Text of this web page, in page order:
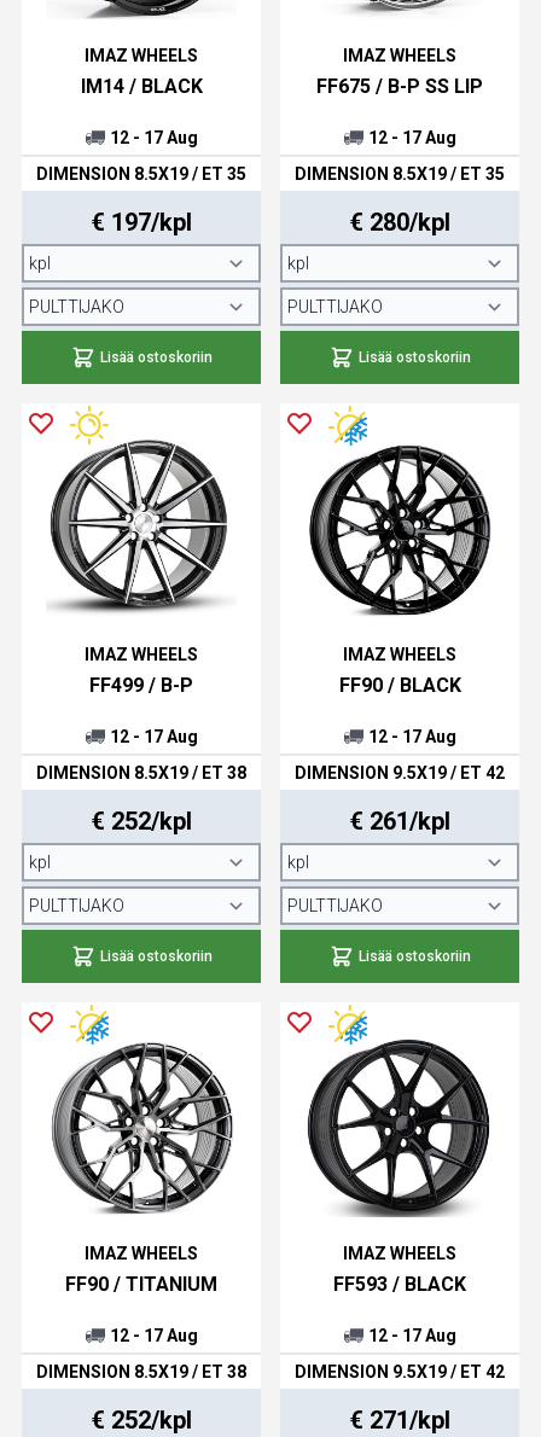
IMAZ WHEELS
IM14 / BLACK
12 - 17 Aug
DIMENSION 8.5X19 / ET 35
€ 197/kpl
Lisää ostoskoriin
IMAZ WHEELS
FF675 / B-P SS LIP
12 - 17 Aug
DIMENSION 8.5X19 / ET 35
€ 280/kpl
Lisää ostoskoriin
IMAZ WHEELS
FF499 / B-P
12 - 17 Aug
DIMENSION 8.5X19 / ET 38
€ 252/kpl
Lisää ostoskoriin
IMAZ WHEELS
FF90 / BLACK
12 - 17 Aug
DIMENSION 9.5X19 / ET 42
€ 261/kpl
Lisää ostoskoriin
IMAZ WHEELS
FF90 / TITANIUM
12 - 17 Aug
DIMENSION 8.5X19 / ET 38
€ 252/kpl
IMAZ WHEELS
FF593 / BLACK
12 - 17 Aug
DIMENSION 9.5X19 / ET 42
€ 271/kpl